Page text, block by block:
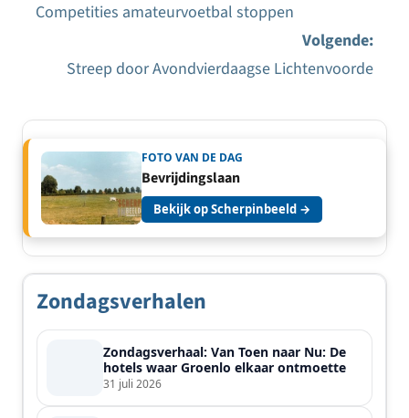
Bericht
navigatie
Competities amateurvoetbal stoppen
Volgende:
Streep door Avondvierdaagse Lichtenvoorde
FOTO VAN DE DAG
Bevrijdingslaan
Bekijk op Scherpinbeeld →
Zondagsverhalen
Zondagsverhaal: Van Toen naar Nu: De
hotels waar Groenlo elkaar ontmoette
31 juli 2026